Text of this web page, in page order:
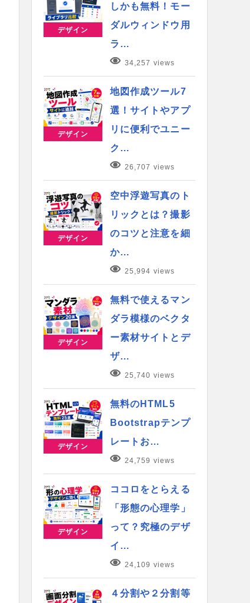
デザイン
しかも無料！モー
ダルウィンドウ用
ラ…
34,257 views
デザイン
地図作成ツール7
選！サイトやアプ
リに便利でユニー
ク…
26,707 views
デザイン
空中浮遊写真のト
リックとは？撮影
のコツと注意を細
か…
25,994 views
デザイン
無料で使えるマン
ダラ模様のベクタ
ー素材サイトとデ
ザ…
25,740 views
デザイン
無料のHTML5
Bootstrapテンプ
レートお…
24,759 views
デザイン
ココロをとらえる
「形態の心理学」
って？究極のデザ
イ…
24,109 views
４分割や２分割等